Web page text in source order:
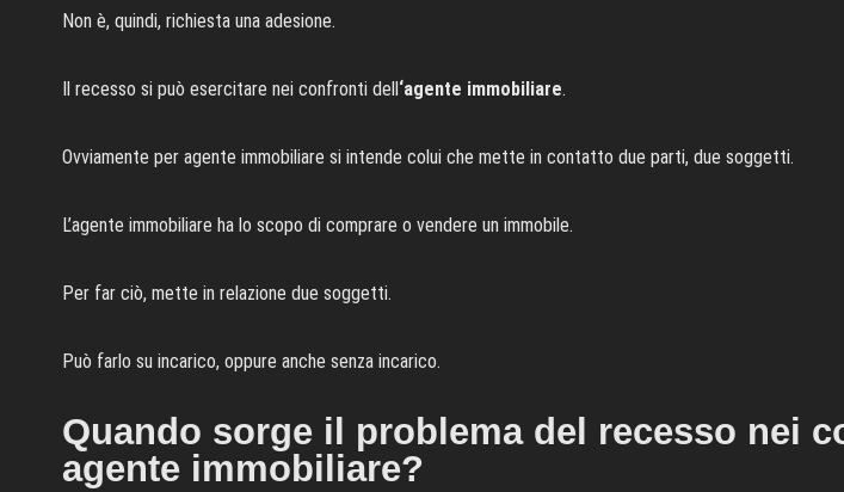
Non è, quindi, richiesta una adesione.
Il recesso si può esercitare nei confronti dell‘agente immobiliare.
Ovviamente per agente immobiliare si intende colui che mette in contatto due parti, due soggetti.
L’agente immobiliare ha lo scopo di comprare o vendere un immobile.
Per far ciò, mette in relazione due soggetti.
Può farlo su incarico, oppure anche senza incarico.
Quando sorge il problema del recesso nei
agente immobiliare?